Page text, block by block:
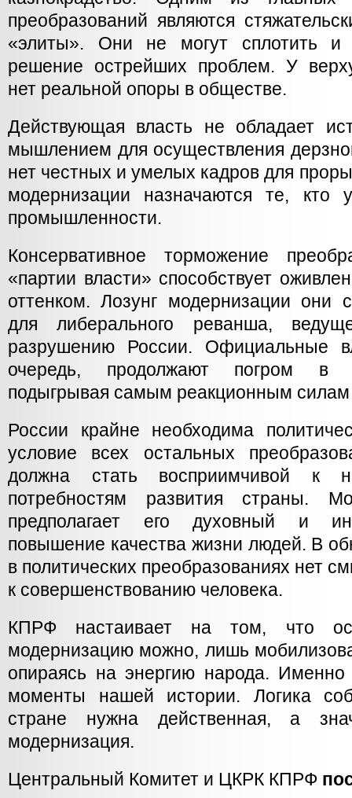
преобразований являются
«элиты». Они не могут сплотить и
решение острейших проблем. У
нет реальной опоры в обществе.
Действующая власть не обладает
мышлением для осуществления
нет честных и умелых кадров для
модернизации назначаются те, кто
промышленности.
Консервативное торможение
«партии власти» способствует
оттенком. Лозунг модернизации они
для либерального реванша,
разрушению России. Официальные
очередь, продолжают погром в
подыгрывая самым реакционным
России крайне необходима
условие всех остальных
должна стать восприимчивой к
потребностям развития страны.
предполагает его духовный и
повышение качества жизни людей. В
в политических преобразованиях нет
к совершенствованию человека.
КПРФ настаивает на том, что
модернизацию можно, лишь
опираясь на энергию народа.
моменты нашей истории. Логика
стране нужна действенная, а
модернизация.
Центральный Комитет и ЦКРК КПРФ